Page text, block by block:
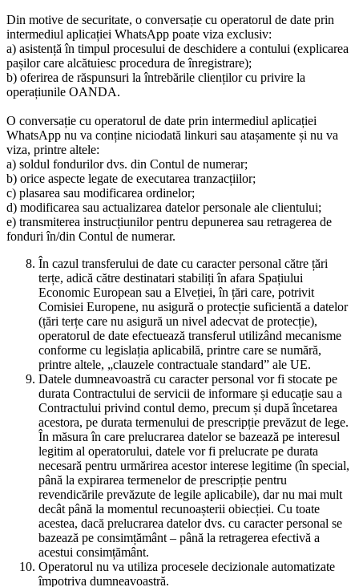
Din motive de securitate, o conversație cu operatorul de date prin
intermediul aplicației WhatsApp poate viza exclusiv:
a) asistență în timpul procesului de deschidere a contului (explicarea
pașilor care alcătuiesc procedura de înregistrare);
b) oferirea de răspunsuri la întrebările clienților cu privire la
operațiunile OANDA.
O conversație cu operatorul de date prin intermediul aplicației
WhatsApp nu va conține niciodată linkuri sau atașamente și nu va
viza, printre altele:
a) soldul fondurilor dvs. din Contul de numerar;
b) orice aspecte legate de executarea tranzacțiilor;
c) plasarea sau modificarea ordinelor;
d) modificarea sau actualizarea datelor personale ale clientului;
e) transmiterea instrucțiunilor pentru depunerea sau retragerea de
fonduri în/din Contul de numerar.
În cazul transferului de date cu caracter personal către țări
terțe, adică către destinatari stabiliți în afara Spațiului
Economic European sau a Elveției, în țări care, potrivit
Comisiei Europene, nu asigură o protecție suficientă a datelor
(țări terțe care nu asigură un nivel adecvat de protecție),
operatorul de date efectuează transferul utilizând mecanisme
conforme cu legislația aplicabilă, printre care se numără,
printre altele, „clauzele contractuale standard” ale UE.
Datele dumneavoastră cu caracter personal vor fi stocate pe
durata Contractului de servicii de informare și educație sau a
Contractului privind contul demo, precum și după încetarea
acestora, pe durata termenului de prescripție prevăzut de lege.
În măsura în care prelucrarea datelor se bazează pe interesul
legitim al operatorului, datele vor fi prelucrate pe durata
necesară pentru urmărirea acestor interese legitime (în special,
până la expirarea termenelor de prescripție pentru
revendicările prevăzute de legile aplicabile), dar nu mai mult
decât până la momentul recunoașterii obiecției. Cu toate
acestea, dacă prelucrarea datelor dvs. cu caracter personal se
bazează pe consimțământ – până la retragerea efectivă a
acestui consimțământ.
Operatorul nu va utiliza procesele decizionale automatizate
împotriva dumneavoastră.